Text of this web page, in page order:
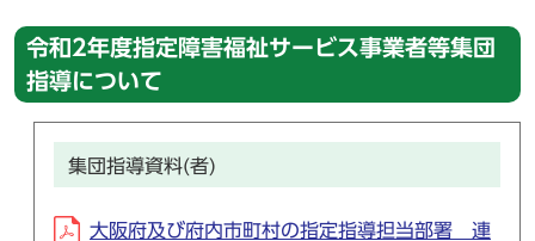
令和2年度指定障害福祉サービス事業者等集団
指導について
集団指導資料(者)
大阪府及び府内市町村の指定指導担当部署 連